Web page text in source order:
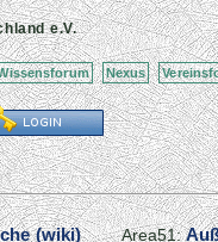
e.V.
Nexus
(wiki) Area51: